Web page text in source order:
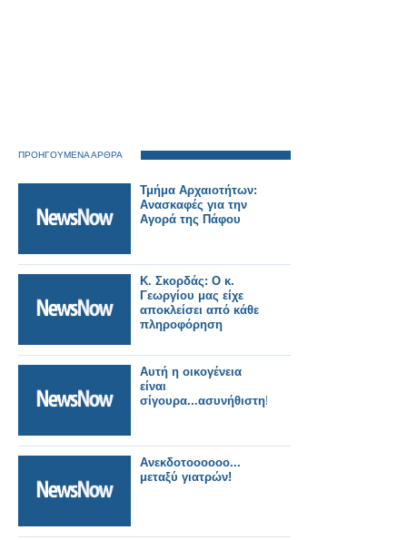
ΠΡΟΗΓΟΥΜΕΝΑ ΑΡΘΡΑ
Τμήμα Αρχαιοτήτων:
Ανασκαφές για την
Αγορά της Πάφου
Κ. Σκορδάς: Ο κ.
Γεωργίου μας είχε
αποκλείσει από κάθε
πληροφόρηση
Αυτή η οικογένεια
είναι
σίγουρα...ασυνήθιστη!
Aνεκδοτοοοοοο...
μεταξύ γιατρών!